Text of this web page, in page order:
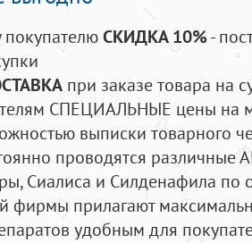
СКИДКА 10%-
при заказе товара на
СПЕЦИАЛЬНЫЕ цены на
выписки товарного
проводятся
Сиалиса и Силденафила по
фирмы прилагают
удобным для